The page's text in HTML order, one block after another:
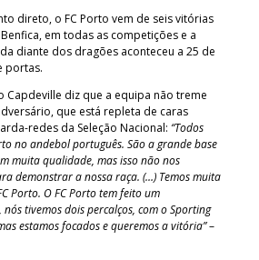
direto, o FC Porto vem de seis vitórias
em todas as competições e a
diante dos dragões aconteceu a 25 de
portas.
Capdeville diz que a equipa não treme
que está repleta de caras
redes da Seleção Nacional: “Todos
no andebol português. São a grande base
muita qualidade, mas isso não nos
demonstrar a nossa raça. (…) Temos muita
Porto. O FC Porto tem feito um
tivemos dois percalços, com o Sporting
estamos focados e queremos a vitória”–